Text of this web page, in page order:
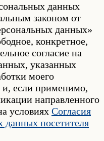
данных
законом от
данных»
конкретное,
согласие на
указанных
моего
и, если применимо,
направленного
условиях Согласия
данных посетителя